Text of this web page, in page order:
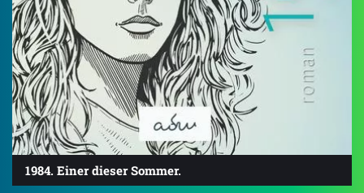
1984. Einer dieser Sommer.